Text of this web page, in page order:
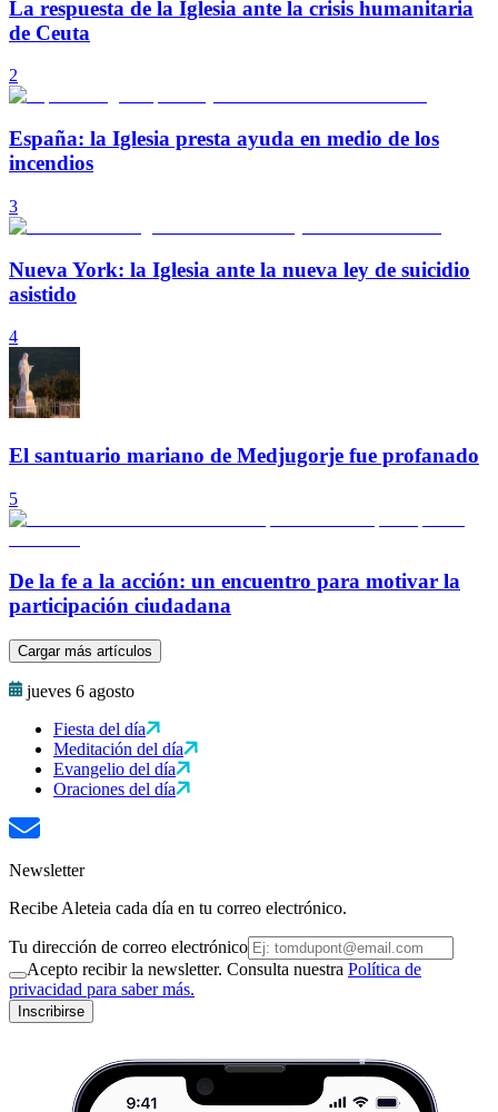
La respuesta de la Iglesia ante la crisis humanitaria
de Ceuta
2
España: la Iglesia presta ayuda en medio de los
incendios
3
Nueva York: la Iglesia ante la nueva ley de suicidio
asistido
4
El santuario mariano de Medjugorje fue profanado
5
De la fe a la acción: un encuentro para motivar la
participación ciudadana
Cargar más artículos
jueves 6 agosto
Fiesta del día
Meditación del día
Evangelio del día
Oraciones del día
Newsletter
Recibe Aleteia cada día en tu correo electrónico.
Tu dirección de correo electrónico
Acepto recibir la newsletter. Consulta nuestra Política de
privacidad para saber más.
Inscribirse